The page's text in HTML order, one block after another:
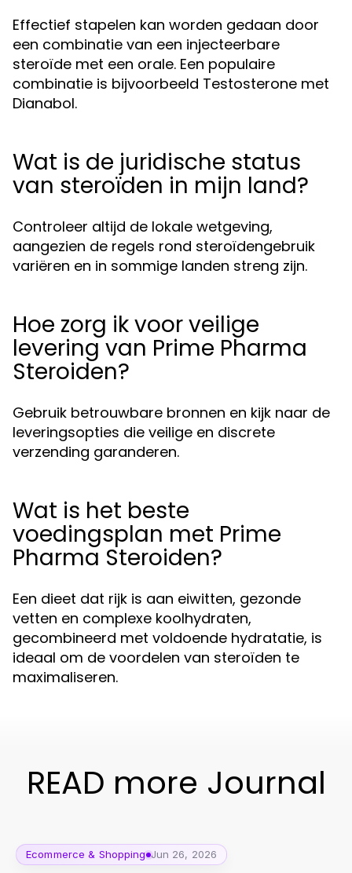
Effectief stapelen kan worden gedaan door
een combinatie van een injecteerbare
steroïde met een orale. Een populaire
combinatie is bijvoorbeeld Testosterone met
Dianabol.
Wat is de juridische status
van steroïden in mijn land?
Controleer altijd de lokale wetgeving,
aangezien de regels rond steroïdengebruik
variëren en in sommige landen streng zijn.
Hoe zorg ik voor veilige
levering van Prime Pharma
Steroiden?
Gebruik betrouwbare bronnen en kijk naar de
leveringsopties die veilige en discrete
verzending garanderen.
Wat is het beste
voedingsplan met Prime
Pharma Steroiden?
Een dieet dat rijk is aan eiwitten, gezonde
vetten en complexe koolhydraten,
gecombineerd met voldoende hydratatie, is
ideaal om de voordelen van steroïden te
maximaliseren.
READ more Journal
Ecommerce & Shopping Jun 26, 2026